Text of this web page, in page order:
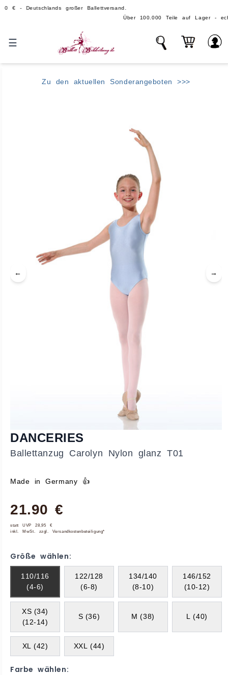
großer Ballettversand.
Über 100.000 Teile auf Lager - echte, große
☰
Zu den aktuellen Sonderangeboten >>>
← →
DANCERIES
Ballettanzug Carolyn Nylon glanz T01
Made in Germany 👍
21.90 €
statt UVP 28,95 €
inkl. MwSt. zzgl. Versandkostenbeteiligung*
Größe wählen:
110/116
(4-6)
122/128
(6-8)
134/140
(8-10)
146/152
(10-12)
XS (34)
(12-14)
S (36) M (38) L (40)
XL (42) XXL (44)
Farbe wählen: